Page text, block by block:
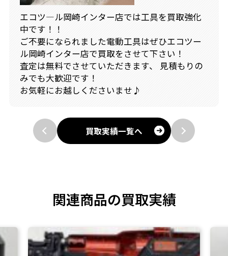
エコツ―ル岡崎インター店では工具を買取強化
中です！！
ご不要になられました電動工具はぜひエコツー
ル岡崎インター店で買取をさせて下さい！
査定は無料でさせていただきます、 見積もりの
みでも大歓迎です！
お気軽にお越しくださいませ♪
買取実績一覧へ
関連商品の買取実績